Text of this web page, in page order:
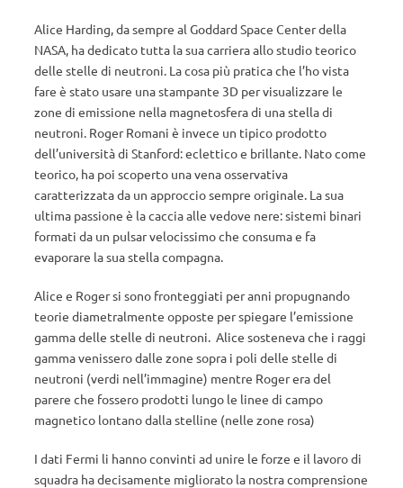
Alice Harding, da sempre al Goddard Space Center della
NASA, ha dedicato tutta la sua carriera allo studio teorico
delle stelle di neutroni. La cosa più pratica che l’ho vista
fare è stato usare una stampante 3D per visualizzare le
zone di emissione nella magnetosfera di una stella di
neutroni. Roger Romani è invece un tipico prodotto
dell’università di Stanford: eclettico e brillante. Nato come
teorico, ha poi scoperto una vena osservativa
caratterizzata da un approccio sempre originale. La sua
ultima passione è la caccia alle vedove nere: sistemi binari
formati da un pulsar velocissimo che consuma e fa
evaporare la sua stella compagna.
Alice e Roger si sono fronteggiati per anni propugnando
teorie diametralmente opposte per spiegare l’emissione
gamma delle stelle di neutroni. Alice sosteneva che i raggi
gamma venissero dalle zone sopra i poli delle stelle di
neutroni (verdi nell’immagine) mentre Roger era del
parere che fossero prodotti lungo le linee di campo
magnetico lontano dalla stelline (nelle zone rosa)
I dati Fermi li hanno convinti ad unire le forze e il lavoro di
squadra ha decisamente migliorato la nostra comprensione